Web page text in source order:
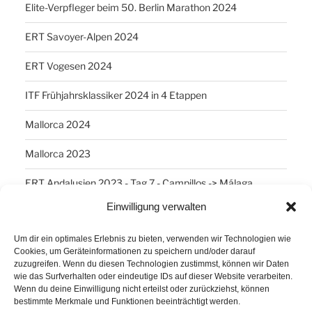
Einwilligung verwalten
Um dir ein optimales Erlebnis zu bieten, verwenden wir Technologien wie
Cookies, um Geräteinformationen zu speichern und/oder darauf
zuzugreifen. Wenn du diesen Technologien zustimmst, können wir Daten
wie das Surfverhalten oder eindeutige IDs auf dieser Website verarbeiten.
Wenn du deine Einwilligung nicht erteilst oder zurückziehst, können
bestimmte Merkmale und Funktionen beeinträchtigt werden.
Elite-Verpfleger beim 50. Berlin Marathon 2024
ERT Savoyer-Alpen 2024
ERT Vogesen 2024
ITF Frühjahrsklassiker 2024 in 4 Etappen
Mallorca 2024
Mallorca 2023
ERT Andalusien 2023 - Tag 7 - Campillos -> Málaga
Arber Daum Ergo 8i ErgoPlanet Frühsport
Havanna Kuba Laufen Los Angeles